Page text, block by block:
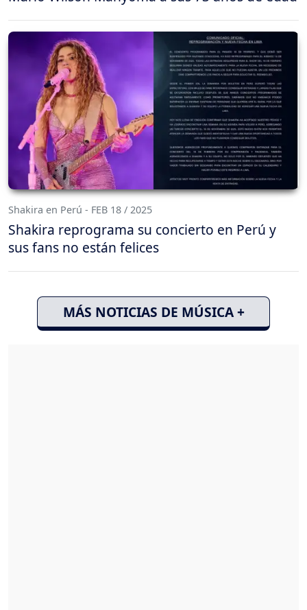
Shakira en Perú - FEB 18 / 2025
Shakira reprograma su concierto en Perú y
sus fans no están felices
MÁS NOTICIAS DE MÚSICA +